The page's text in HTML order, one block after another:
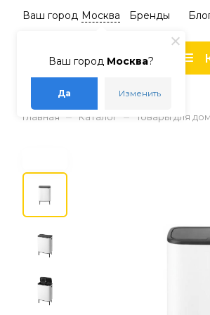
Ваш город Москва?
Да Изменить
Ваш город Москва Бренды
Главная – Каталог – Товары для